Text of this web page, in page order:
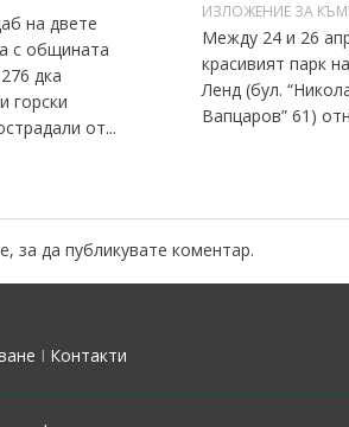
на двете
с общината
дка
горски
от...
ИЗЛОЖЕНИЕ ЗА
Между 24 и 26
красивият парк
Ленд (бул.
Вапцаров” 61)
, за да публикувате коментар.
I Контакти